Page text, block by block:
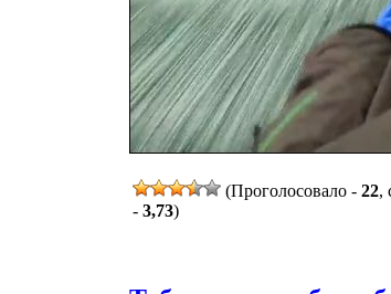
(Проголосовало - 22,
- 3,73)